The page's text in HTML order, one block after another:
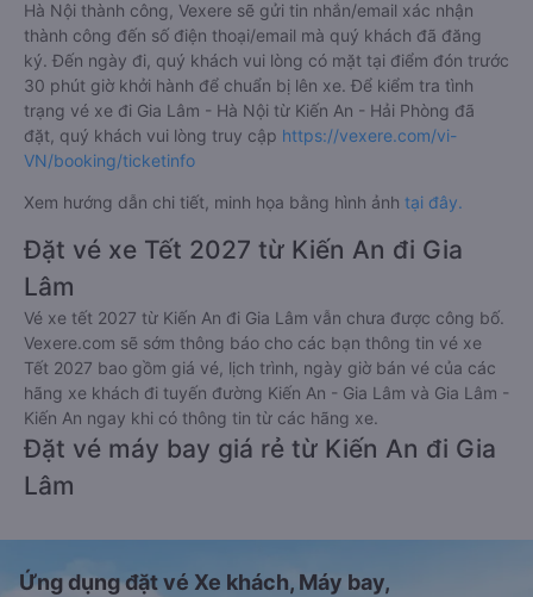
Hà Nội thành công, Vexere sẽ gửi tin nhắn/email xác nhận
thành công đến số điện thoại/email mà quý khách đã đăng
ký. Đến ngày đi, quý khách vui lòng có mặt tại điểm đón trước
30 phút giờ khởi hành để chuẩn bị lên xe. Để kiểm tra tình
trạng vé xe đi Gia Lâm - Hà Nội từ Kiến An - Hải Phòng đã
đặt, quý khách vui lòng truy cập https://vexere.com/vi-
VN/booking/ticketinfo
Xem hướng dẫn chi tiết, minh họa bằng hình ảnh tại đây.
Đặt vé xe Tết 2027 từ Kiến An đi Gia
Lâm
Vé xe tết 2027 từ Kiến An đi Gia Lâm vẫn chưa được công bố.
Vexere.com sẽ sớm thông báo cho các bạn thông tin vé xe
Tết 2027 bao gồm giá vé, lịch trình, ngày giờ bán vé của các
hãng xe khách đi tuyến đường Kiến An - Gia Lâm và Gia Lâm -
Kiến An ngay khi có thông tin từ các hãng xe.
Đặt vé máy bay giá rẻ từ Kiến An đi Gia
Lâm
Ứng dụng đặt vé Xe khách, Máy bay,